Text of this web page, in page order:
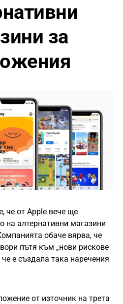
за
че от Apple вече ще
на алтернативни магазини
обаче вярва, че
пътя към „нови рискове
че е създала така наречения
от източник на трета